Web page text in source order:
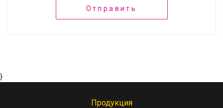
Отправить
}
Продукция